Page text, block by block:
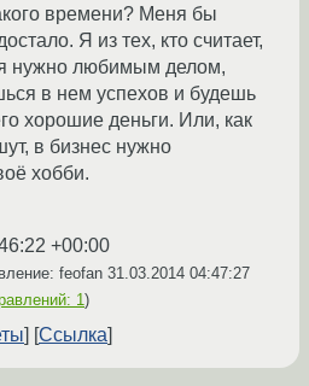
времени? Меня бы
Я из тех, кто считает,
нужно любимым делом,
в нем успехов и будешь
хорошие деньги. Или, как
в бизнес нужно
хобби.
+00:00
feofan 31.03.2014 04:47:27
1)
Ссылка